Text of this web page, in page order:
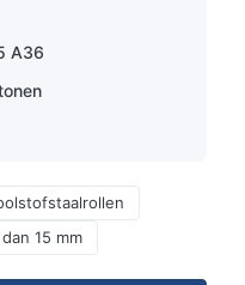
A36
15 mm